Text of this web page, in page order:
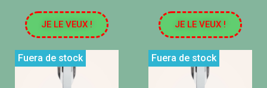
JE LE VEUX ! JE LE VEUX !
Fuera de stock Fuera de stock